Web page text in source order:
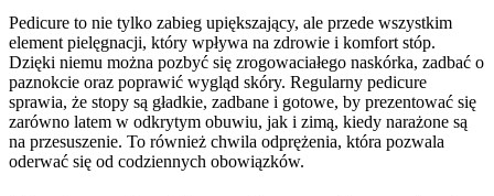
Pedicure to nie tylko zabieg upiększający, ale przede wszystkim
element pielęgnacji, który wpływa na zdrowie i komfort stóp.
Dzięki niemu można pozbyć się zrogowaciałego naskórka, zadbać o
paznokcie oraz poprawić wygląd skóry. Regularny pedicure
sprawia, że stopy są gładkie, zadbane i gotowe, by prezentować się
zarówno latem w odkrytym obuwiu, jak i zimą, kiedy narażone są
na przesuszenie. To również chwila odprężenia, która pozwala
oderwać się od codziennych obowiązków.